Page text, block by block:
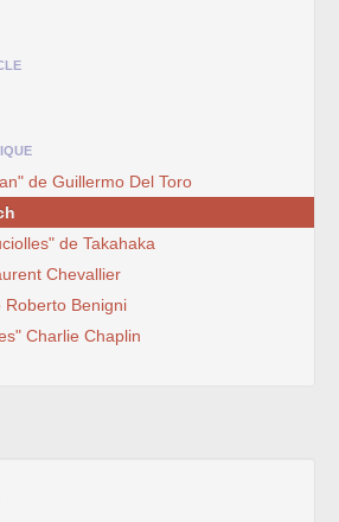
de Guillermo Del Toro
de Takahaka
Chevallier
Roberto Benigni
Charlie Chaplin